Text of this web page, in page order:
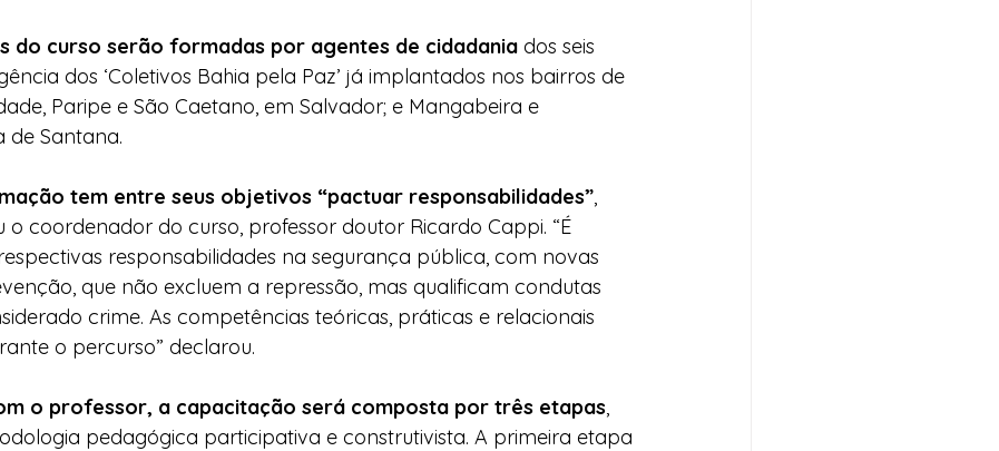
do curso serão formadas por agentes de cidadania dos seis
dos ‘Coletivos Bahia pela Paz’ já implantados nos bairros de
Paripe e São Caetano, em Salvador; e Mangabeira e
de Santana.
tem entre seus objetivos “pactuar responsabilidades”,
coordenador do curso, professor doutor Ricardo Cappi. “É
responsabilidades na segurança pública, com novas
que não excluem a repressão, mas qualificam condutas
crime. As competências teóricas, práticas e relacionais
o percurso” declarou.
o professor, a capacitação será composta por três etapas,
pedagógica participativa e construtivista. A primeira etapa